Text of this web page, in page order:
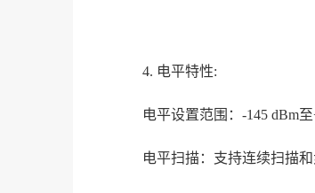
4. 电平特性:
电平设置范围：-145 dBm
电平扫描：支持连续扫描和